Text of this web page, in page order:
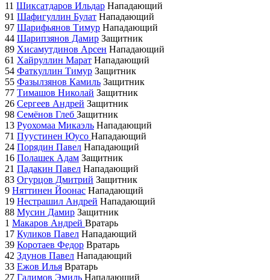
11 Шиксатдаров Ильдар Нападающий
91 Шафигуллин Булат Нападающий
97 Шарифьянов Тимур Нападающий
44 Шарипзянов Дамир Защитник
89 Хисамутдинов Арсен Нападающий
61 Хайруллин Марат Нападающий
54 Фаткуллин Тимур Защитник
55 Фазылзянов Камиль Защитник
77 Тимашов Николай Защитник
26 Сергеев Андрей Защитник
98 Семёнов Глеб Защитник
13 Руохомаа Микаэль Нападающий
71 Пуустинен Юусо Нападающий
24 Порядин Павел Нападающий
16 Полашек Адам Защитник
21 Падакин Павел Нападающий
83 Огурцов Дмитрий Защитник
9 Няттинен Йоонас Нападающий
19 Нестрашил Андрей Нападающий
88 Мусин Дамир Защитник
1 Макаров Андрей Вратарь
17 Куликов Павел Нападающий
39 Коротаев Федор Вратарь
42 Здунов Павел Нападающий
33 Ежов Илья Вратарь
27 Галимов Эмиль Нападающий